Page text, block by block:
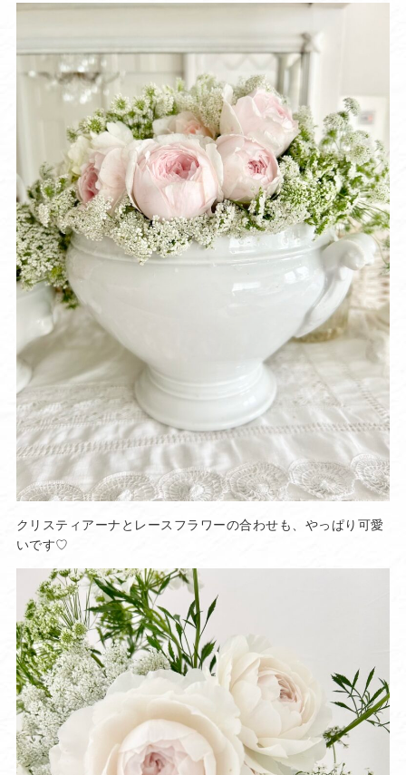
クリスティアーナとレースフラワーの合わせも、やっぱり可愛
いです♡